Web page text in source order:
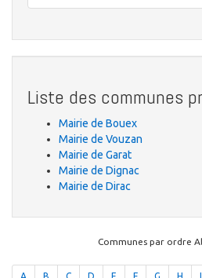
Liste des communes
Mairie de Bouex
Mairie de Vouzan
Mairie de Garat
Mairie de Dignac
Mairie de Dirac
Communes par ordre